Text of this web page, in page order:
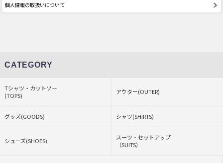
個人情報の取扱いについて
CATEGORY
Tシャツ・カットソー
(TOPS)
アウター(OUTER)
グッズ(GOODS) シャツ(SHIRTS)
シューズ(SHOES)
スーツ・セットアップ
（SUITS）